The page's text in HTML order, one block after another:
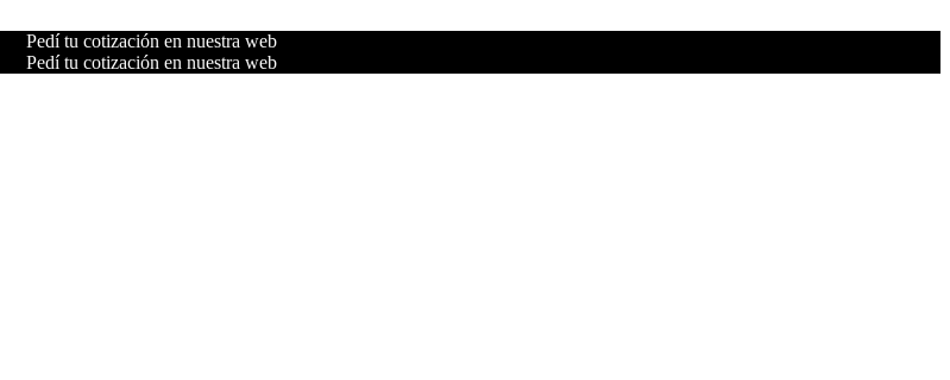
Pedí tu cotización en nuestra web
Pedí tu cotización en nuestra web